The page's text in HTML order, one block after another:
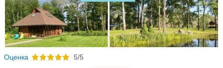
Oценка 5/5